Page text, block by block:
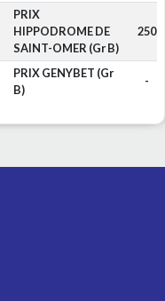
PRIX
HIPPODROME DE
SAINT-OMER (Gr B)
250
PRIX GENYBET (Gr
B)
-